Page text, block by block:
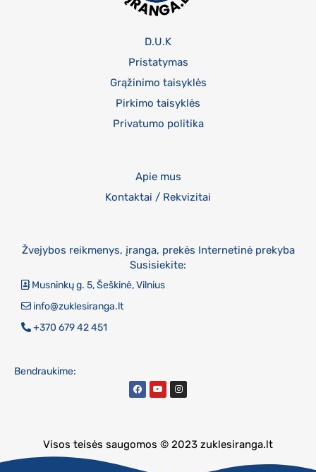
D.U.K
Pristatymas
Grąžinimo taisyklės
Pirkimo taisyklės
Privatumo politika
Apie mus
Kontaktai / Rekvizitai
Žvejybos reikmenys, įranga, prekės Internetinė prekyba
Susisiekite:
Musninkų g. 5, Šeškinė, Vilnius
info@zuklesiranga.lt
+370 679 42 451
Bendraukime:
Visos teisės saugomos © 2023 zuklesiranga.lt